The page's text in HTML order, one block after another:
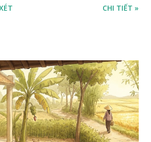
CHI TIẾT »